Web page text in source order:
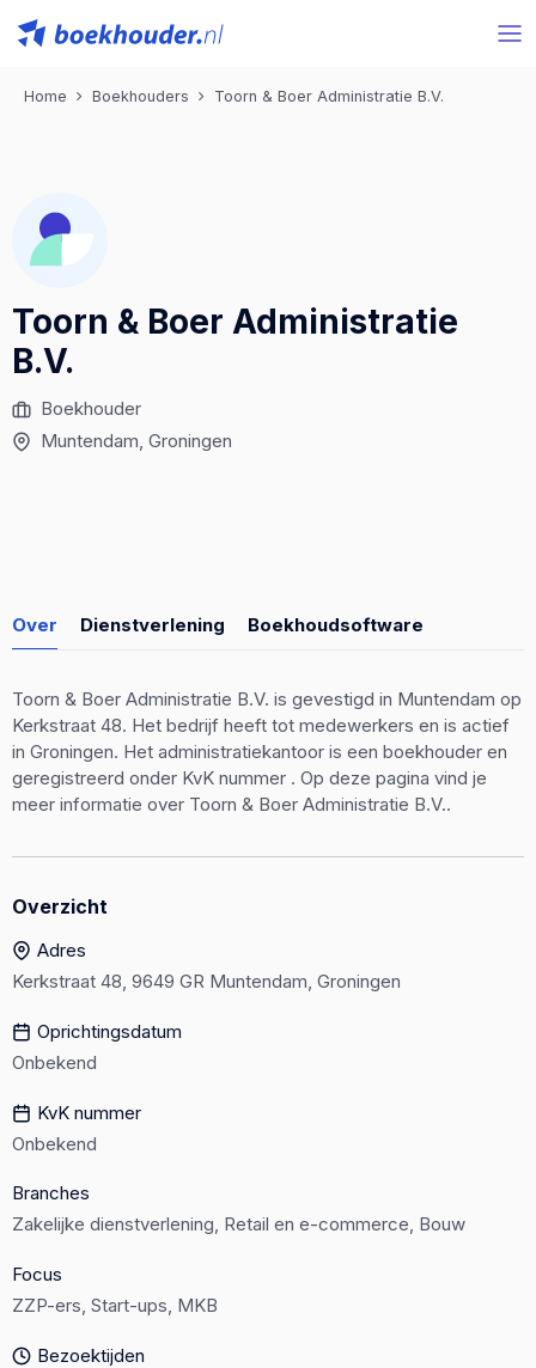
Home Boekhouders Toorn & Boer Administratie B.V.
Toorn & Boer Administratie
B.V.
Boekhouder
Muntendam, Groningen
Over Dienstverlening Boekhoudsoftware
Toorn & Boer Administratie B.V. is gevestigd in Muntendam op
Kerkstraat 48. Het bedrijf heeft tot medewerkers en is actief
in Groningen. Het administratiekantoor is een boekhouder en
geregistreerd onder KvK nummer . Op deze pagina vind je
meer informatie over Toorn & Boer Administratie B.V..
Overzicht
Adres
Kerkstraat 48, 9649 GR Muntendam, Groningen
Oprichtingsdatum
Onbekend
KvK nummer
Onbekend
Branches
Zakelijke dienstverlening, Retail en e-commerce, Bouw
Focus
ZZP-ers, Start-ups, MKB
Bezoektijden